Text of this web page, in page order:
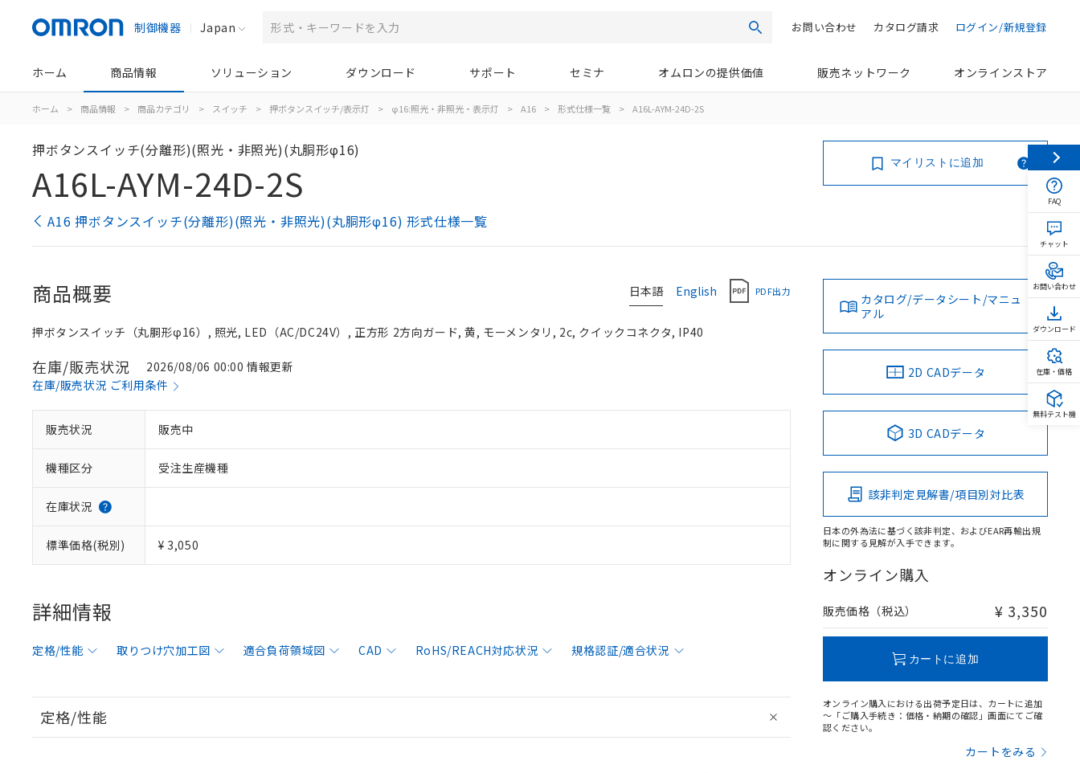
制御機器 Japan 検索 ログイン/新規登録
カタログ請求
お問い合わせ
ホーム 商品情報 ソリューション ダウンロード サポート セミナ オムロンの提供価値 販売ネットワーク オンラインストア
ホーム > 商品情報 > 商品カテゴリ > スイッチ > 押ボタンスイッチ/表示灯 > φ16:照光・非照光・表示灯 > A16 > 形式仕様一覧 > A16L-AYM-24D-2S
押ボタンスイッチ(分離形)(照光・非照光)(丸胴形φ16)
A16L-AYM-24D-2S
A16 押ボタンスイッチ(分離形)(照光・非照光)(丸胴形φ16) 形式仕様一覧
マイリストに追加
日本語 English PDF出力
商品概要
押ボタンスイッチ（丸胴形φ16）, 照光, LED（AC/DC24V）, 正方形 2方向ガード, 黄, モーメンタリ, 2c, クイックコネクタ, IP40
在庫/販売状況
2026/08/06 00:00 情報更新
在庫/販売状況 ご利用条件
販売状況 販売中
機種区分 受注生産機種
在庫状況
標準価格(税別) ¥ 3,050
詳細情報
定格/性能 取りつけ穴加工図 適合負荷領域図 CAD RoHS/REACH対応状況 規格認証/適合状況
定格/性能
カタログ/データシート/マニュ
アル
2D CADデータ
3D CADデータ
該非判定見解書/項目別対比表
日本の外為法に基づく該非判定、およびEAR再輸出規
制に関する見解が入手できます。
オンライン購入
販売価格（税込） ¥ 3,350
カートに追加
オンライン購入における出荷予定日は、カートに追加
～「ご購入手続き：価格・納期の確認」画面にてご確
認ください。
カートをみる
FAQ
チャット
お問い合わせ
ダウンロード
在庫・価格
無料テスト機